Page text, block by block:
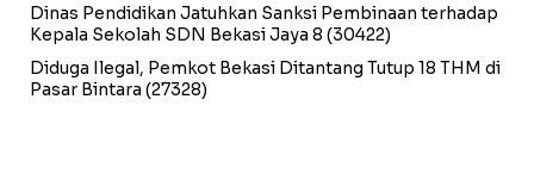
Dinas Pendidikan Jatuhkan Sanksi Pembinaan terhadap
Kepala Sekolah SDN Bekasi Jaya 8 (30422)
Diduga Ilegal, Pemkot Bekasi Ditantang Tutup 18 THM di
Pasar Bintara (27328)